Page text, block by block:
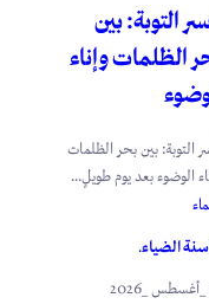
التوبة: بين
الظلمات وإناء
التوبة: بين بحر الظلمات
الوضوء بعد يوم طويلٍ...
الضياء.